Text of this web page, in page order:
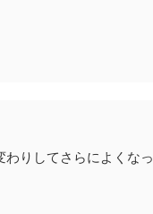
りしてさらによくなっ